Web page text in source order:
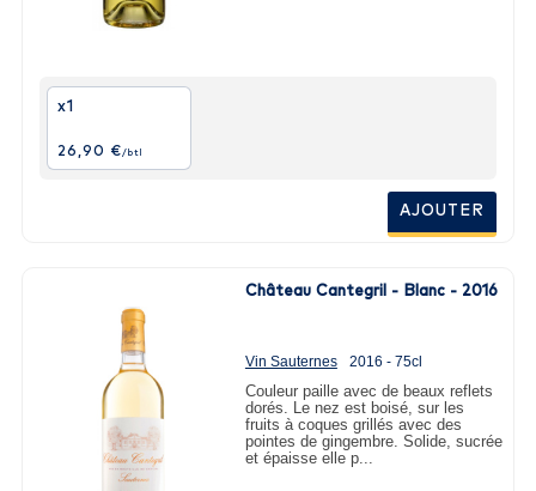
x1
26,90 € /btl
AJOUTER
Château Cantegril - Blanc - 2016
Vin Sauternes 2016 - 75cl
Couleur paille avec de beaux reflets
dorés. Le nez est boisé, sur les
fruits à coques grillés avec des
pointes de gingembre. Solide, sucrée
et épaisse elle p...